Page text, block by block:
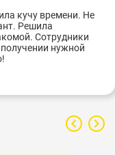
кучу времени. Не
Решила
Сотрудники
нужной